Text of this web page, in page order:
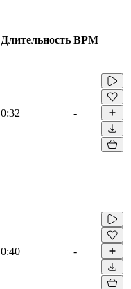
Длительность BPM
0:32 -
0:40 -